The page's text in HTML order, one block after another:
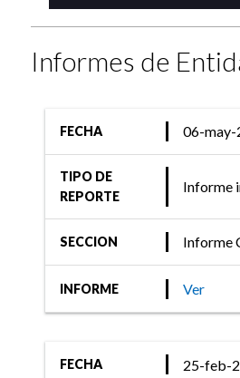
Informe Crediticio
Ratings) revisó
calificaciones de
Sociedades de
Recíproca y
Garantía
Informe Crediticio
Informes de
FECHA 06-
TIPO DE
REPORTE
Informe
SECCION Informe
INFORME Ver
FECHA 25-feb-